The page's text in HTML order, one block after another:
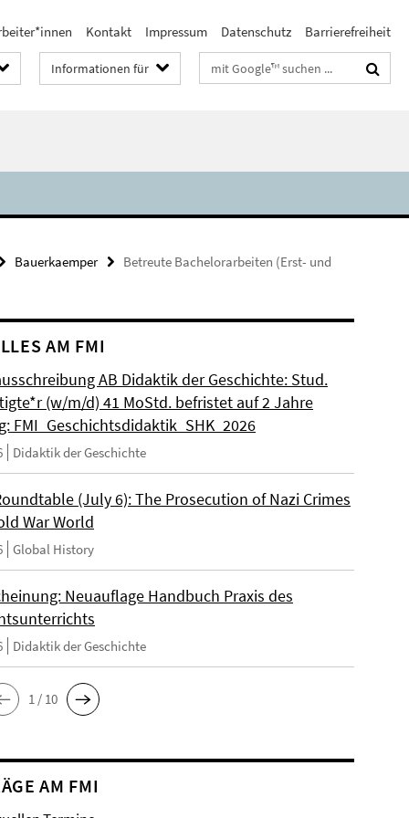
Kontakt Impressum Datenschutz Barrierefreiheit
Informationen für Suchbegriffe
Bauerkaemper
Betreute Bachelorarbeiten (Erst- und
AM FMI
AB Didaktik der Geschichte: Stud.
(w/m/d) 41 MoStd. befristet auf 2 Jahre
FMI_Geschichtsdidaktik_SHK_2026
Didaktik der Geschichte
(July 6): The Prosecution of Nazi Crimes
War World
Global History
Neuauflage Handbuch Praxis des
Didaktik der Geschichte
1 / 10
AM FMI